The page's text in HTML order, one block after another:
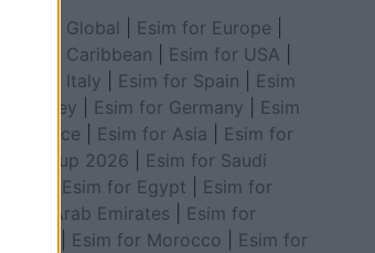
Esim for Global Esim for Europe
Esim for Caribbean
Esim for USA
Esim for Italy
Esim for Spain
Esim
for Turkey
Esim for Germany
Esim
for Greece
Esim for Asia
Esim for
World Cup 2026
Esim for Saudi
Esim for Egypt
Esim for
United Arab Emirates
Esim for
Esim for Morocco
Esim for